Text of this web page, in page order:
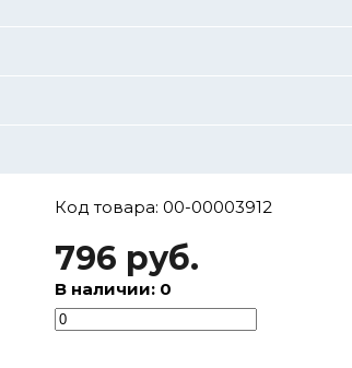
Код товара: 00-00003912
796 руб.
В наличии: 0